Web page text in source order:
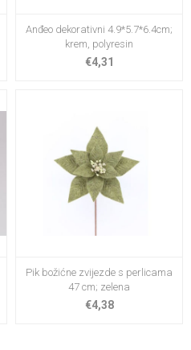
Anđeo dekorativni 4.9*5.7*6.4cm;
krem, polyresin
€4,31
Pik božićne zvijezde s perlicama
47 cm; zelena
€4,38